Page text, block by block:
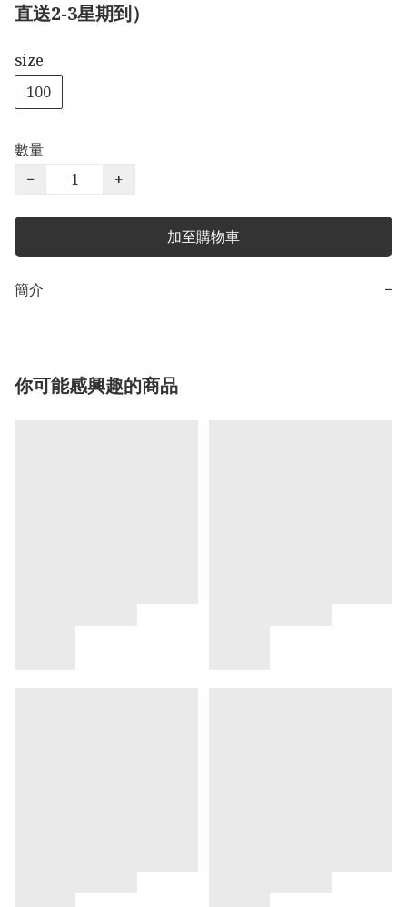
直送2-3星期到）
size
100
數量
−
+
加至購物車
簡介 −
你可能感興趣的商品